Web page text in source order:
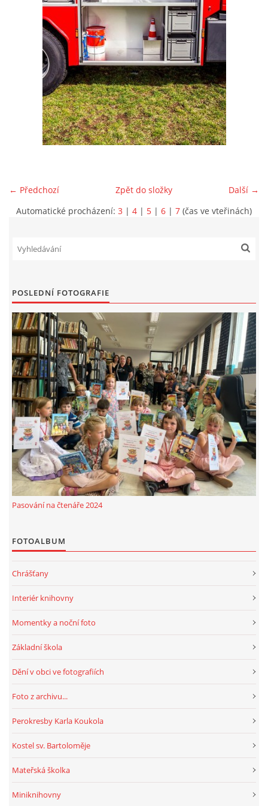
VIDEA Z DRONU
STREET ART
"KNIHOBUDKY"
ČASOSBĚRY - CHRÁŠŤANY
E-KNIHY DO KAŽDÉ KNIHOVNY
FREE WIFI
VÝZNAČNÍ RODÁCI
FOTOALBUM
PODĚKOVÁNÍ
NAPSALI O NÁS....
SLUŽBY
HRY, KVÍZY, VZDĚLÁVÁNÍ ON-LINE
© 2026 eStránky.cz |RSS Aktualizováno: 1. 8. 2026
← Předchozí Další →
Zpět do složky
Automatické procházení: 3 | 4 | 5 | 6 | 7 (čas ve vteřinách)
POSLEDNÍ FOTOGRAFIE
Pasování na čtenáře 2024
FOTOALBUM
Chrášťany
Interiér knihovny
Momentky a noční foto
Základní škola
Dění v obci ve fotografiích
Foto z archivu...
Perokresby Karla Koukola
Kostel sv. Bartoloměje
Mateřská školka
Miniknihovny